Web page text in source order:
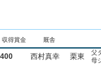
収得賞金 厩舎
400 西村真幸 栗東
父
母